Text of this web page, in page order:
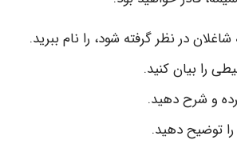
در نظر گرفته شود، را نام ببرید.
را بیان کنید.
و شرح دهید.
را توضیح دهید.